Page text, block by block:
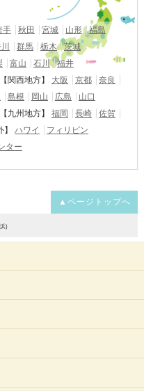
手 秋田 宮城 山形
福島
群馬 栃木
茨城
富山 石川
福井
【関西地方】 大阪 京都
奈良
島根 岡山 広島
山口
【九州地方】 福岡 長崎
佐賀
】 ハワイ
フィリピン
ター
▲ページトップへ
)